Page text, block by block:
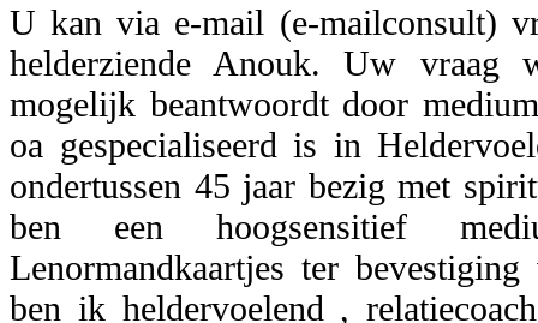
U kan via e-mail (e-mailconsult)
helderziende Anouk. Uw vraag
mogelijk beantwoordt door
oa gespecialiseerd is in
ondertussen 45 jaar bezig met
ben een hoogsensitief
Lenormandkaartjes ter
ben ik heldervoelend ,